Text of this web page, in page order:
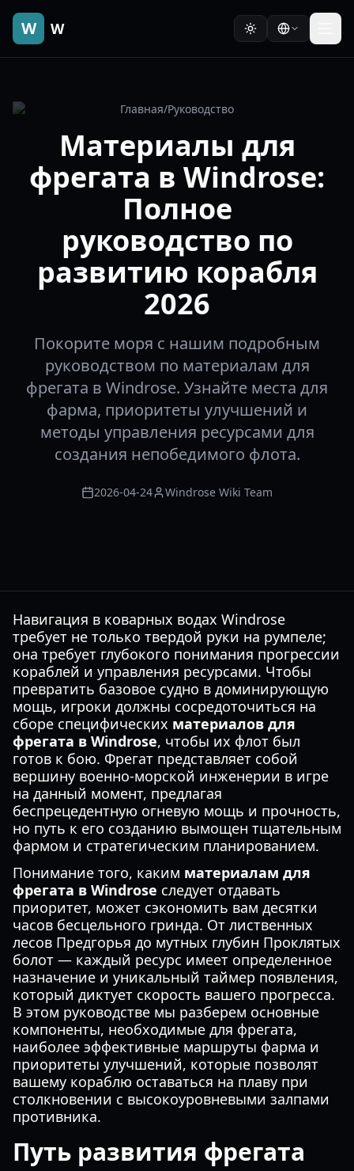
W W
Главная/Руководство
Материалы для
фрегата в Windrose:
Полное
руководство по
развитию корабля
2026
Покорите моря с нашим подробным
руководством по материалам для
фрегата в Windrose. Узнайте места для
фарма, приоритеты улучшений и
методы управления ресурсами для
создания непобедимого флота.
2026-04-24 Windrose Wiki Team
Навигация в коварных водах Windrose
требует не только твердой руки на румпеле;
она требует глубокого понимания прогрессии
кораблей и управления ресурсами. Чтобы
превратить базовое судно в доминирующую
мощь, игроки должны сосредоточиться на
сборе специфических материалов для
фрегата в Windrose, чтобы их флот был
готов к бою. Фрегат представляет собой
вершину военно-морской инженерии в игре
на данный момент, предлагая
беспрецедентную огневую мощь и прочность,
но путь к его созданию вымощен тщательным
фармом и стратегическим планированием.
Понимание того, каким материалам для
фрегата в Windrose следует отдавать
приоритет, может сэкономить вам десятки
часов бесцельного гринда. От лиственных
лесов Предгорья до мутных глубин Проклятых
болот — каждый ресурс имеет определенное
назначение и уникальный таймер появления,
который диктует скорость вашего прогресса.
В этом руководстве мы разберем основные
компоненты, необходимые для фрегата,
наиболее эффективные маршруты фарма и
приоритеты улучшений, которые позволят
вашему кораблю оставаться на плаву при
столкновении с высокоуровневыми залпами
противника.
Путь развития фрегата